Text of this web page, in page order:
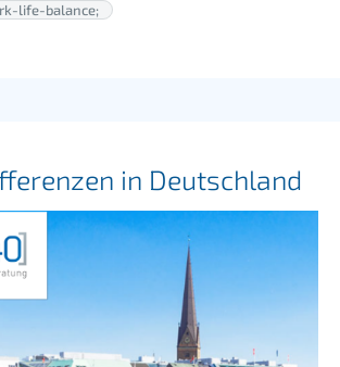
life-balance;
in Deutschland